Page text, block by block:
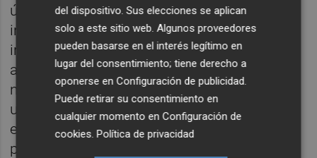
última década. Convertido en una estrella
internacional tras el éxito de Animals y su
irrupción en Tomorrowland con apenas 17
años, el productor neerlandés ha sido
nombrado en varias ocasiones DJ número
uno del mundo y continúa liderando la
escena desde su sello STMPD RCRDS. Su
presencia en València supone uno de los
del dispositivo. Sus elecciones se aplican
solo a este sitio web. Algunos proveedores
pueden basarse en el interés legítimo en
lugar del consentimiento; tiene derecho a
oponerse enConfiguración de publicidad
Puede retirar su consentimiento en
cualquier momento enConfiguración de
cookies .Política de privacidad